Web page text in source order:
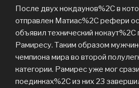
После двух нокдаунов%2C в
отправлен Матиас%2C рефери
объявил технический
Рамиресу. Таким образом
чемпиона мира во второй
категории. Рамирес уже мог
поединках%2C из них 23